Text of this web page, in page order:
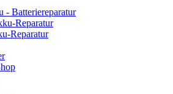
- Batteriereparatur
Reparatur
Reparatur